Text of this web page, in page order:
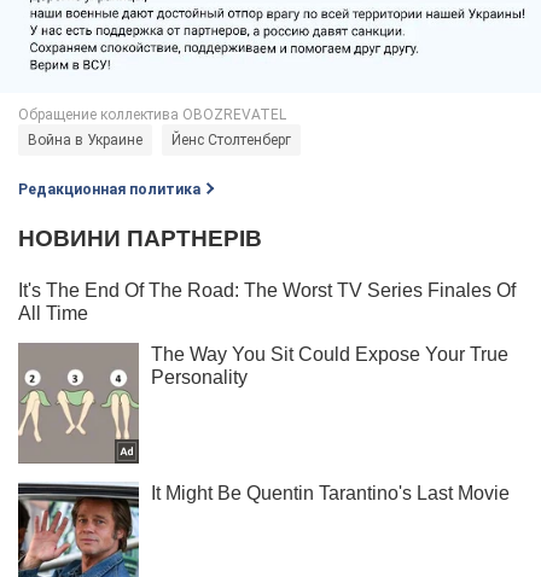
Война в Украине Йенс Столтенберг
Редакционная политика